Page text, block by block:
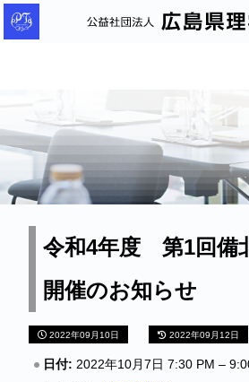
公
益
人
島
令和4年度 第1回備
開催のお知らせ
2022年09月10日 2022年09月12日
日付: 2022年10月7日 7:30 PM –